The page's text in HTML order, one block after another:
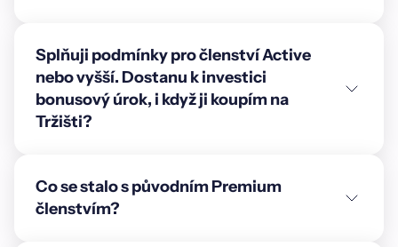
Splňuji podmínky pro členství Active
nebo vyšší. Dostanu k investici
bonusový úrok, i když ji koupím na
Tržišti?
Co se stalo s původním Premium
členstvím?